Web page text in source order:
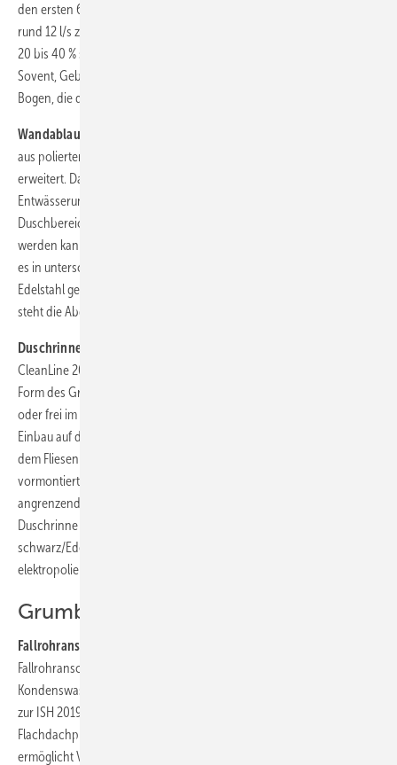
den ersten 6 m der Sammelleitung aus, um eine Abflussleistung von
rund 12 l/s zu erzielen. Rohrleitungsschächte können laut Anbieter um
20 bis 40 % schmaler ausfallen. Es sind drei Formstücke, Geberit PE
Sovent, Geberit PE Bottom Turn Bogen und Geberit PE Back Flip
Bogen, die den SuperTube-Effekt erzeugen.
Wandablauf mit polierter Edelstahlblende:
aus poliertem Edelstahl hat Geberit sein Wandablauf-sortiment
erweitert. Das Geberit-Duschelement mit Wandablauf verlagert die
Entwässerung der Dusche in die Vorwand, sodass der Boden im
Duschbereich durchgängig und ohne Unterbrechungen verlegt
werden kann. Die Blende, die den Ablauf in der Wand verkleidet, gibt
es in unterschiedlichen Ausführungen: Hochglanz verchromt,
Edelstahl gebürstet, Weiß alpin oder individuell befliesbar. Ab sofort
steht die Abdeckung nun auch in Edelstahl poliert zur Verfügung.
Duschrinne mit neuer Länge:
CleanLine 20 nun auch in einer Länge von 160 cm an. Die kompakte
Form des Grundkörpers ermöglicht eine Montage direkt vor der Wand
oder frei im Duschbereich. Das Profil der Duschrinne lässt sich beim
Einbau auf die gewünschte Länge zuschneiden. Sie schließt bündig mit
dem Fliesenboden ab. Die Mindestlänge beträgt 30 cm. Mit dem
vormontierten Abdichtvlies wird die Abdichtung zu den
angrenzenden Bodenfliesen gewährleistet. Die Oberfläche der
Duschrinne ist in den beiden Varianten Edelstahl beschichtet
schwarz/Edelstahl gebürstet sowie in Edelstahl
elektropoliert/Edelstahl gebürstet erhältlich.
Grumbach
Fallrohranschlüsse für Attika-Abläufe:
Fallrohranschlüssen aus Titanzink und mit einem
Kondenswasserableiter für Lüftungsrohre DN 100 stellte Grumbach
zur ISH 2019 zwei Weiterentwicklungen für sein aktuelles
Flachdachprogramm vor. Der neue Fallrohranschluss aus Titanzink
ermöglicht Verbindungen zwischen waagerechten, durch die Attika